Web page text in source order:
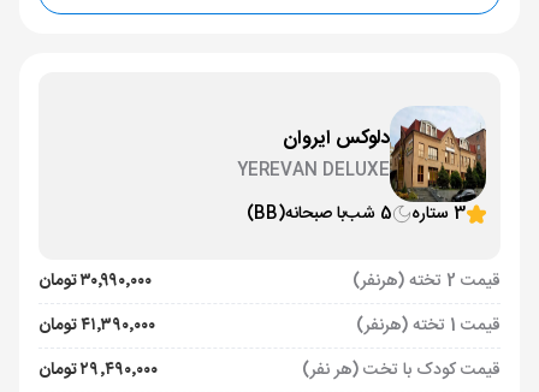
دلوکس ایروان
YEREVAN DELUXE
3 ستاره
5 شب با صبحانه(BB)
قیمت 2 تخته (هرنفر)
۳۰٬۹۹۰٬۰۰۰ تومان
قیمت 1 تخته (هرنفر)
۴۱٬۳۹۰٬۰۰۰ تومان
قیمت کودک با تخت (هر نفر)
۲۹٬۴۹۰٬۰۰۰ تومان